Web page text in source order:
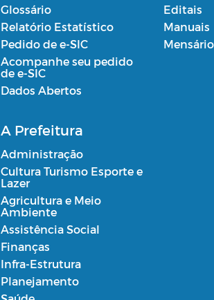
Glossário
Relatório Estatístico
Pedido de e-SIC
Acompanhe seu pedido
de e-SIC
Dados Abertos
Editais
Manuais
A Prefeitura
Administração
Cultura Turismo Esporte e
Lazer
Agricultura e Meio
Ambiente
Assistência Social
Finanças
Infra-Estrutura
Planejamento